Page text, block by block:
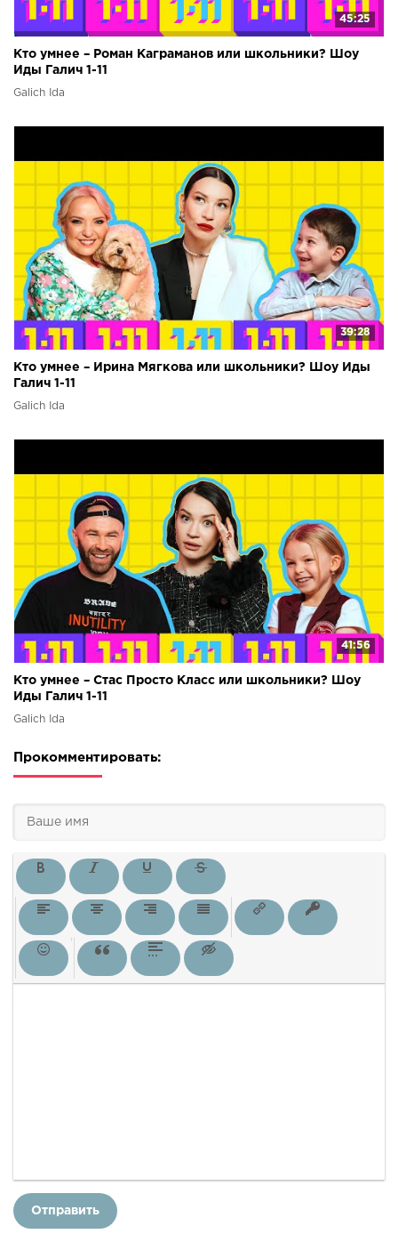
45:25
Кто умнее – Роман Каграманов или школьники? Шоу
Иды Галич 1-11
Galich Ida
39:28
Кто умнее – Ирина Мягкова или школьники? Шоу Иды
Галич 1-11
Galich Ida
41:56
Кто умнее – Стас Просто Класс или школьники? Шоу
Иды Галич 1-11
Galich Ida
Прокомментировать:
Отправить